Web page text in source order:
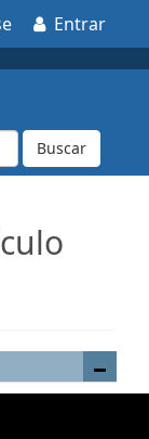
Entrar
Buscar